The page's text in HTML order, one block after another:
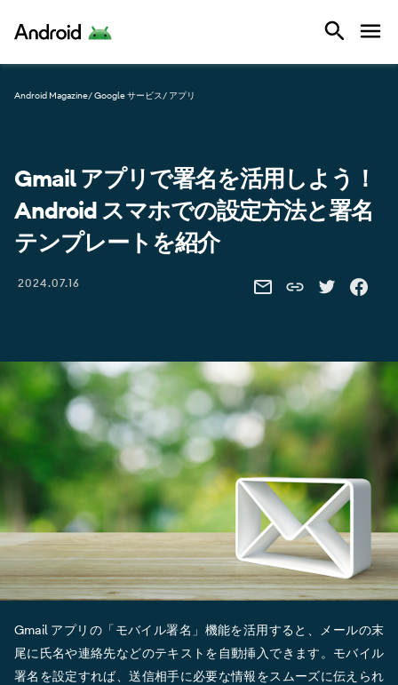
Android
Android Magazine/ Google サービス/ アプリ
Gmail アプリで署名を活用しよう！
Android スマホでの設定方法と署名
テンプレートを紹介
2024.07.16 SHARE THIS VIA EMAIL
Share this link
SHARE THIS
SHARE
Gmail アプリの「モバイル署名」機能を活用すると、メールの末
尾に氏名や連絡先などのテキストを自動挿入できます。モバイル
署名を設定すれば、送信相手に必要な情報をスムーズに伝えられ